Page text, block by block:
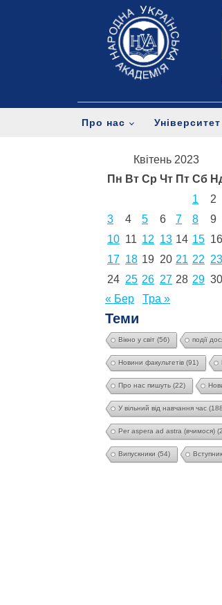
Про нас Університет
Квітень 2023
Пн Вт Ср Чт Пт Сб
1
2
3
4 5 6 7 8
9
10 11 12 13 14 15 16
17 18 19 20 21 22 23
24 25 26 27 28 29 30
« Бер
Тра »
Теми
Вікно у світ (56) події
Новини факультетів (91)
Про нас пишуть (22)
У вільний від навчання час
Per aspera ad astra (вчимося)
Випускники (54)